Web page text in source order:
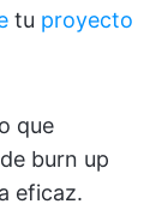
tu proyecto
que
burn up
eficaz.